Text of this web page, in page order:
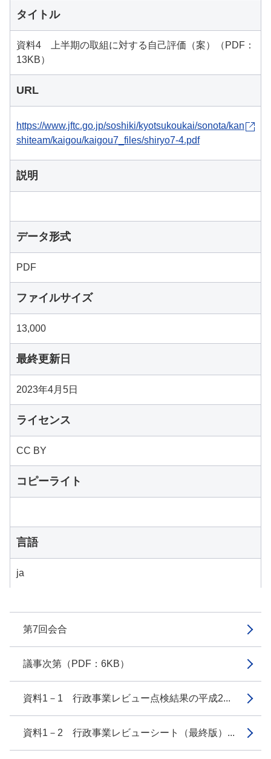
第7回会合
議事次第（PDF：6KB）
資料1－1 行政事業レビュー点検結果の平成2...
資料1－2 行政事業レビューシート（最終版）...
タイトル
資料4 上半期の取組に対する自己評価（案）（PDF：
13KB）
URL
https://www.jftc.go.jp/soshiki/kyotsukoukai/sonota/kan
shiteam/kaigou/kaigou7_files/shiryo7-4.pdf
説明
データ形式
PDF
ファイルサイズ
13,000
最終更新日
2023年4月5日
ライセンス
CC BY
コピーライト
言語
ja